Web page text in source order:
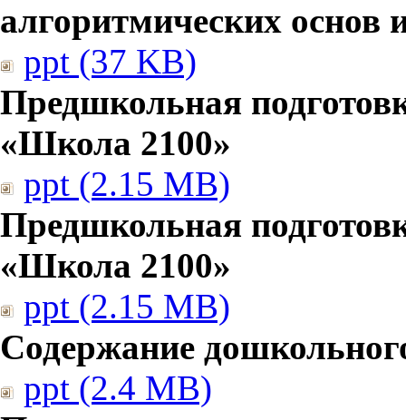
алгоритмических основ
ppt (37 KB)
Предшкольная
«Школа 2100»
ppt (2.15 MB)
Предшкольная
«Школа 2100»
ppt (2.15 MB)
Содержание
ppt (2.4 MB)